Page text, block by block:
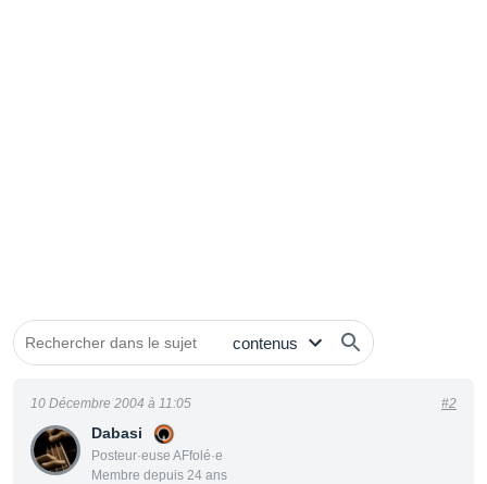
Dabasi
Posteur·euse AFfolé·e
Membre depuis 24 ans
10 Décembre 2004 à 11:05 #2